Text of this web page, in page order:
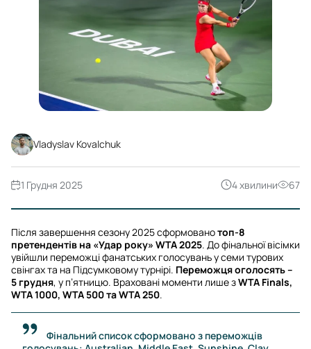
Vladyslav Kovalchuk
4 хвилини 67
1 Грудня 2025
Після завершення сезону 2025 сформованотоп-8
претендентів на «Удар року» WTA 2025. До фінальної вісімки
увійшли переможці фанатських голосувань у семи турових
свінгах та на Підсумковому турнірі. Переможця оголосять –
5 грудня, у п’ятницю. Враховані моменти лише зWTA Finals,
WTA 1000, WTA 500 та WTA 250.
Фінальний список сформовано з переможців